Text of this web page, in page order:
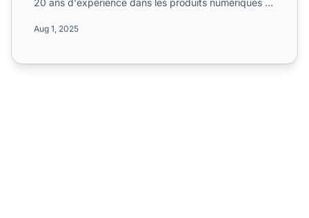
Aug 1, 2025